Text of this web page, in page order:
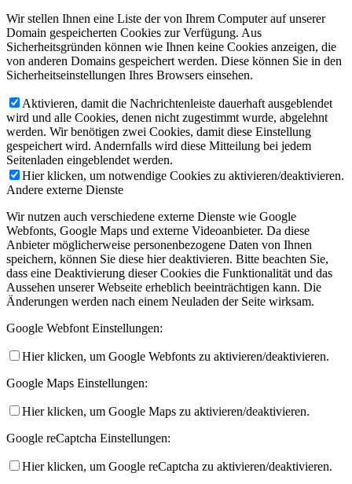
Wir stellen Ihnen eine Liste der von Ihrem Computer auf unserer
Domain gespeicherten Cookies zur Verfügung. Aus
Sicherheitsgründen können wie Ihnen keine Cookies anzeigen, die
von anderen Domains gespeichert werden. Diese können Sie in den
Sicherheitseinstellungen Ihres Browsers einsehen.
Aktivieren, damit die Nachrichtenleiste dauerhaft ausgeblendet
wird und alle Cookies, denen nicht zugestimmt wurde, abgelehnt
werden. Wir benötigen zwei Cookies, damit diese Einstellung
gespeichert wird. Andernfalls wird diese Mitteilung bei jedem
Seitenladen eingeblendet werden.
Hier klicken, um notwendige Cookies zu aktivieren/deaktivieren.
Andere externe Dienste
Wir nutzen auch verschiedene externe Dienste wie Google
Webfonts, Google Maps und externe Videoanbieter. Da diese
Anbieter möglicherweise personenbezogene Daten von Ihnen
speichern, können Sie diese hier deaktivieren. Bitte beachten Sie,
dass eine Deaktivierung dieser Cookies die Funktionalität und das
Aussehen unserer Webseite erheblich beeinträchtigen kann. Die
Änderungen werden nach einem Neuladen der Seite wirksam.
Google Webfont Einstellungen:
Hier klicken, um Google Webfonts zu aktivieren/deaktivieren.
Google Maps Einstellungen:
Hier klicken, um Google Maps zu aktivieren/deaktivieren.
Google reCaptcha Einstellungen:
Hier klicken, um Google reCaptcha zu aktivieren/deaktivieren.